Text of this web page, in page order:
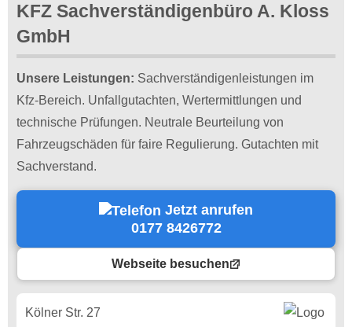
KFZ Sachverständigenbüro A. Kloss
GmbH
Unsere Leistungen: Sachverständigenleistungen im
Kfz-Bereich. Unfallgutachten, Wertermittlungen und
technische Prüfungen. Neutrale Beurteilung von
Fahrzeugschäden für faire Regulierung. Gutachten mit
Sachverstand.
Jetzt anrufen
0177 8426772
Webseite besuchen
Kölner Str. 27